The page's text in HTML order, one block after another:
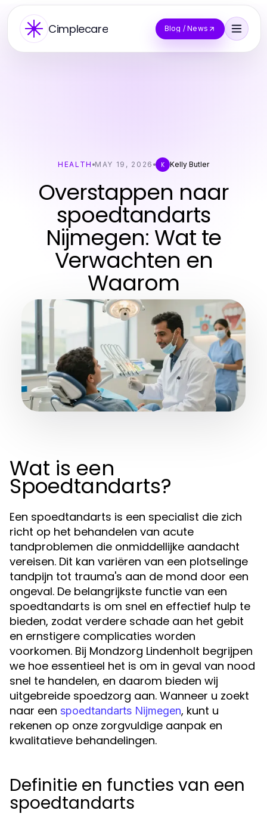
Cimplecare Blog / News
HEALTH MAY 19, 2026 K Kelly Butler
Overstappen naar
spoedtandarts
Nijmegen: Wat te
Verwachten en
Waarom
Wat is een
Spoedtandarts?
Een spoedtandarts is een specialist die zich
richt op het behandelen van acute
tandproblemen die onmiddellijke aandacht
vereisen. Dit kan variëren van een plotselinge
tandpijn tot trauma's aan de mond door een
ongeval. De belangrijkste functie van een
spoedtandarts is om snel en effectief hulp te
bieden, zodat verdere schade aan het gebit
en ernstigere complicaties worden
voorkomen. Bij Mondzorg Lindenholt begrijpen
we hoe essentieel het is om in geval van nood
snel te handelen, en daarom bieden wij
uitgebreide spoedzorg aan. Wanneer u zoekt
naar een spoedtandarts Nijmegen, kunt u
rekenen op onze zorgvuldige aanpak en
kwalitatieve behandelingen.
Definitie en functies van een
spoedtandarts